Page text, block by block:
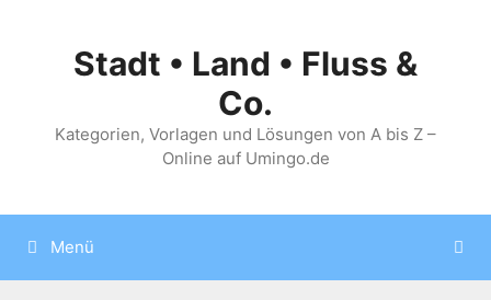
springenStadt • Land • Fluss &
Co.
Kategorien, Vorlagen und Lösungen von A bis Z –
Online auf Umingo.de
Menü